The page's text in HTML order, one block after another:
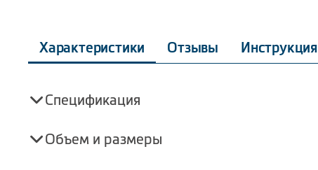
Характеристики Отзывы Инструкция
Спецификация
Объем и размеры